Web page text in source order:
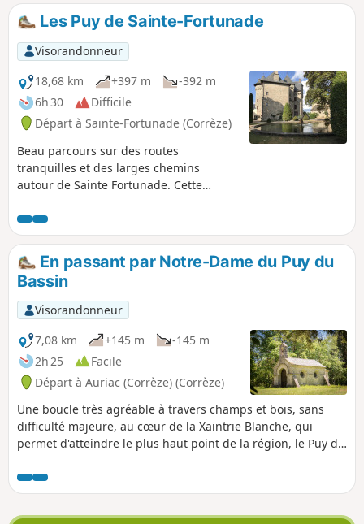
Les Puy de Sainte-Fortunade
Visorandonneur
18,68 km
+397 m
-392 m
6h 30
Difficile
Départ à Sainte-Fortunade (Corrèze)
Beau parcours sur des routes
tranquilles et des larges chemins
autour de Sainte Fortunade. Cette
du Château de Sainte-Fortunade datant
du XVe siècle.
En passant par Notre-Dame du Puy du
Bassin
Visorandonneur
7,08 km
+145 m
-145 m
2h 25
Facile
Départ à Auriac (Corrèze) (Corrèze)
Une boucle très agréable à travers champs et bois, sans
difficulté majeure, au cœur de la Xaintrie Blanche, qui
permet d'atteindre le plus haut point de la région, le Puy du